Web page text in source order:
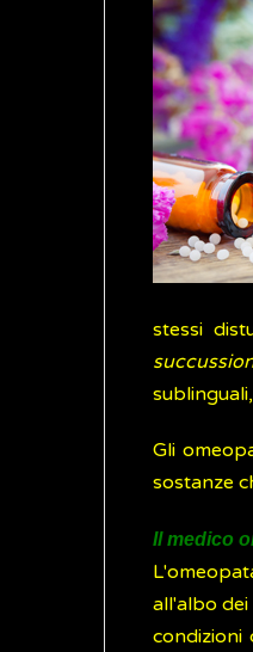
stessi
Gli
sostanze
Il medico
all'albo
condizioni